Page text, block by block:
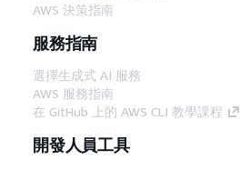
AWS 決策指南
服務指南
選擇生成式 AI 服務
AWS 服務指南
在 GitHub 上的 AWS CLI 教學課程
開發人員工具